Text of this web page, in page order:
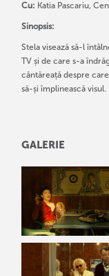
Cu: Katia Pascariu,
Sinopsis:
Stela visează să-l
TV și de care s-a
cântăreață despre
să-și împlinească visul.
GALERIE